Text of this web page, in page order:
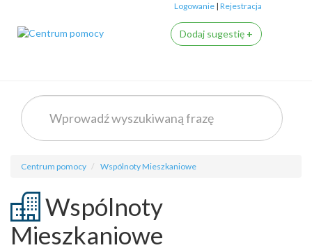
Logowanie |Rejestracja
Dodaj sugestię +
Centrum pomocy Wspólnoty Mieszkaniowe
Wspólnoty
Mieszkaniowe